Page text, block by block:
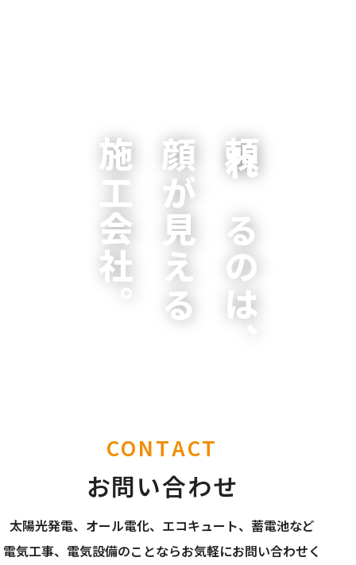
頼れるのは、
顔が見える
施工会社。
CONTACT
お問い合わせ
太陽光発電、オール電化、エコキュート、蓄電池など
電気工事、電気設備のことならお気軽にお問い合わせく